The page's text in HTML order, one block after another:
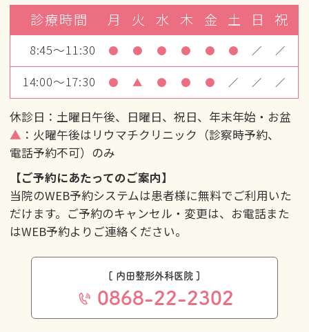
診療時間 月 火 水 木 金 土 日 祝
8:45～11:30 ● ● ● ● ● ● ／ ／
14:00～17:30 ● ▲ ● ● ● ／ ／ ／
休診日：土曜日午後、日曜日、祝日、年末年始・お盆
▲ ：火曜午後はリウマチクリニック（診察時予約、
電話予約不可）のみ
【ご予約にあたってのご案内】
当院のWEB予約システムは患者様に無料でご利用いた
だけます。ご予約のキャンセル・変更は、お電話また
はWEB予約よりご連絡ください。
[ 内田整形外科医院 ]
0868-22-2302